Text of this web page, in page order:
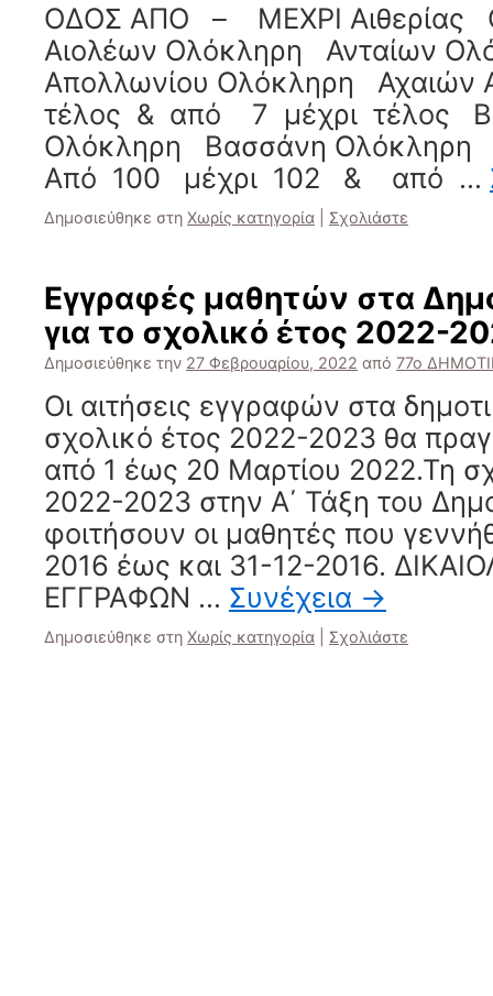
ΟΔΟΣ ΑΠΟ – ΜΕΧΡΙ Αιθερίας
Αιολέων Ολόκληρη Ανταίων
Απολλωνίου Ολόκληρη
τέλος & από 7 μέχρι τέλος
Ολόκληρη Βασσάνη Ολόκληρη
Από 100 μέχρι 102 & από …
Δημοσιεύθηκε στη Χωρίς κατηγορία Σχολιάστε
Εγγραφές μαθητών στα
για το σχολικό έτος 2022-
Δημοσιεύθηκε την 27 Φεβρουαρίου, 2022 από 77ο
Οι αιτήσεις εγγραφών στα
σχολικό έτος 2022-2023 θα
από 1 έως 20 Μαρτίου 2022.Τη
2022-2023 στην Α΄ Τάξη του
φοιτήσουν οι μαθητές που
2016 έως και 31-12-2016.
ΕΓΓΡΑΦΩΝ … Συνέχεια →
Δημοσιεύθηκε στη Χωρίς κατηγορία Σχολιάστε